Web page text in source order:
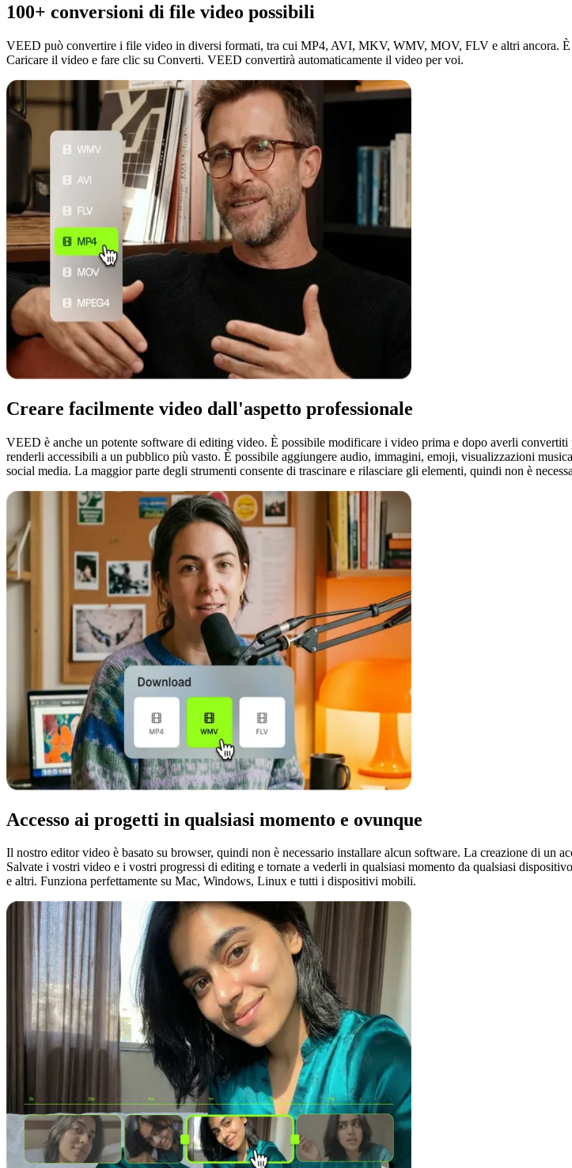
100+ conversioni di file video possibili
VEED può convertire i file video in diversi formati, tra cui MP4, AVI, MKV, WMV, MOV, FLV e altri ancora.
Caricare il video e fare clic su Converti. VEED convertirà automaticamente il video per voi.
Creare facilmente video dall'aspetto professionale
VEED è anche un potente software di editing video. È possibile modificare i video prima e dopo averli
renderli accessibili a un pubblico più vasto. È possibile aggiungere audio, immagini, emoji, visualizzazioni
social media. La maggior parte degli strumenti consente di trascinare e rilasciare gli elementi, quindi non è
Accesso ai progetti in qualsiasi momento e ovunque
Il nostro editor video è basato su browser, quindi non è necessario installare alcun software. La creazione di
Salvate i vostri video e i vostri progressi di editing e tornate a vederli in qualsiasi momento da qualsiasi
e altri. Funziona perfettamente su Mac, Windows, Linux e tutti i dispositivi mobili.